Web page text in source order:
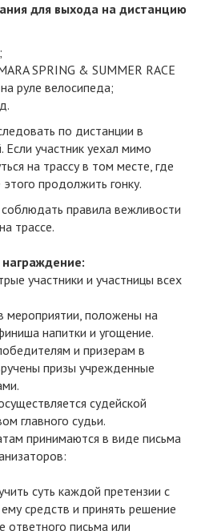
для выхода на дистанцию
SPRING & SUMMER RACE
руле велосипеда;
по дистанции в
Если участник уехал мимо
на трассу в том месте, где
продолжить гонку.
правила вежливости
трассе.
участники и участницы всех
мероприятии, положены на
напитки и угощение.
и призерам в
призы учрежденные
судейской
главного судьи.
принимаются в виде письма
суть каждой претензии с
средств и принять решение
ответного письма или